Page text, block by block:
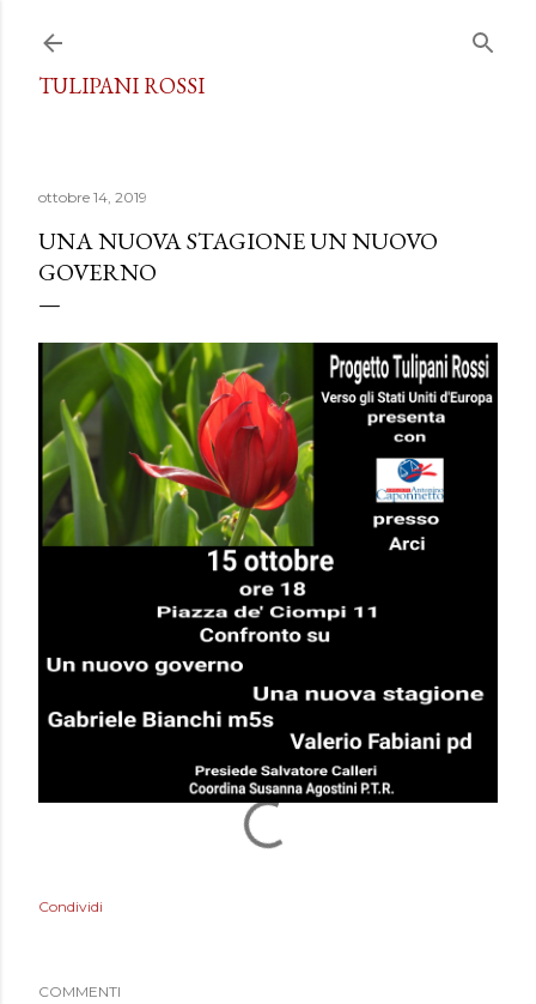
TULIPANI ROSSI
ottobre 14, 2019
UNA NUOVA STAGIONE UN NUOVO
GOVERNO
Condividi
COMMENTI